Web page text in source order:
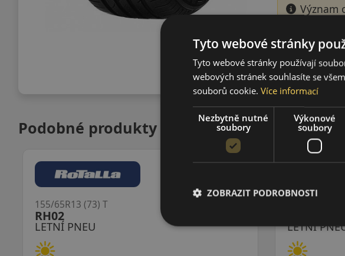
Význam
roce a týdnu
vyrobenou ve
Podobné produkty
LETNÍ PNEU
LK41 G Fit EQ+
Tyto webové stránky
Tyto webové stránky používají
webových stránek souhlasíte se
souborů cookie. Více informací
Nezbytně nutné
soubory
Výkonové
soubory
ZOBRAZIT PODROBNOSTI